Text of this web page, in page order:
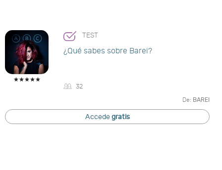
TEST
¿Qué sabes sobre Barei?
32
De: BAREI
Accede gratis